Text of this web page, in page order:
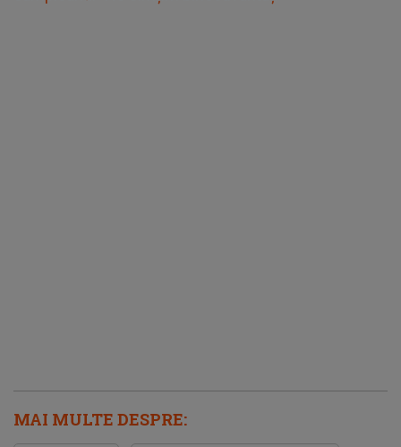
MAI MULTE DESPRE: